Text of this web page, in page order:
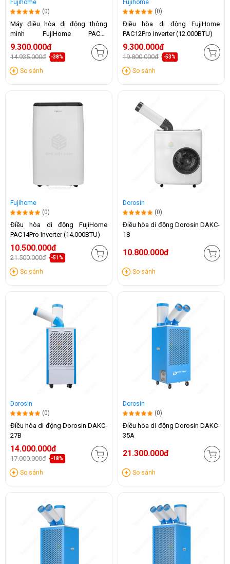
Fujihome
(0)
Máy điều hòa di động thông
minh FujiHome PAC14
(14.000BTU)
9.300.000đ
14.935.000đ -38%
So sánh
Fujihome
(0)
Điều hòa di động FujiHome
PAC12Pro Inverter (12.000BTU)
9.300.000đ
19.800.000đ -53%
So sánh
Fujihome
(0)
Điều hòa di động FujiHome
PAC14Pro Inverter (14.000BTU)
10.500.000đ
21.500.000đ -51%
So sánh
Dorosin
(0)
Điều hòa di động Dorosin DAKC-
18
10.800.000đ
So sánh
Dorosin
(0)
Điều hòa di động Dorosin DAKC-
27B
14.000.000đ
17.000.000đ -18%
So sánh
Dorosin
(0)
Điều hòa di động Dorosin DAKC-
35A
21.300.000đ
So sánh